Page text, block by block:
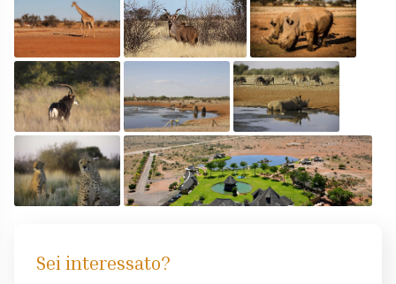
Sei interessato?